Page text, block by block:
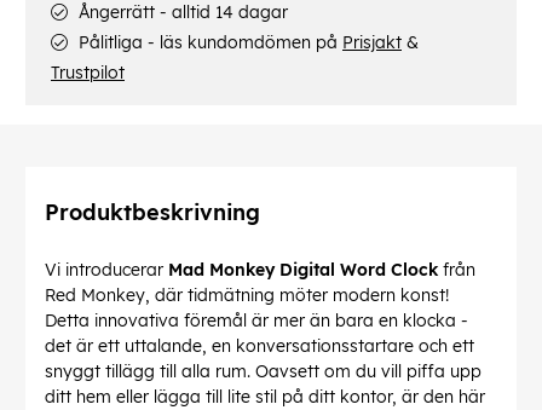
Ångerrätt - alltid 14 dagar
Pålitliga - läs kundomdömen på Prisjakt &
Trustpilot
Produktbeskrivning
Vi introducerar Mad Monkey Digital Word Clock från
Red Monkey, där tidmätning möter modern konst!
Detta innovativa föremål är mer än bara en klocka -
det är ett uttalande, en konversationsstartare och ett
snyggt tillägg till alla rum. Oavsett om du vill piffa upp
ditt hem eller lägga till lite stil på ditt kontor, är den här